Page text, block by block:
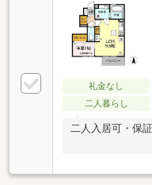
礼金なし
二人暮らし
二人入居可・保